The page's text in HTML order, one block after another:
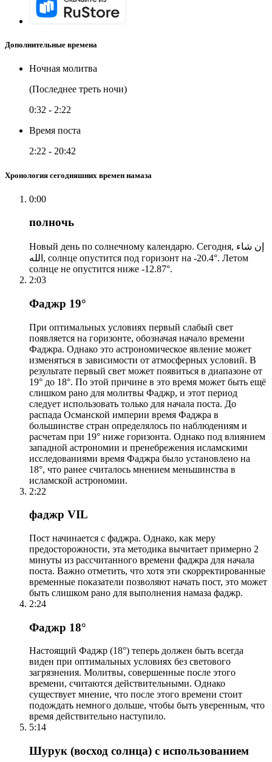
Дополнительные времена
Ночная молитва
(Последнее треть ночи)
0:32 - 2:22
Время поста
2:22 - 20:42
Хронология сегодняшних времен намаза
0:00
полночь
Новый день по солнечному календарю. Сегодня, إن شاء
الله, солнце опустится под горизонт на -20.4°. Летом
солнце не опустится ниже -12.87°.
2:03
Фаджр 19°
При оптимальных условиях первый слабый свет
появляется на горизонте, обозначая начало времени
Фаджра. Однако это астрономическое явление может
изменяться в зависимости от атмосферных условий. В
результате первый свет может появиться в диапазоне от
19° до 18°. По этой причине в это время может быть ещё
слишком рано для молитвы Фаджр, и этот период
следует использовать только для начала поста. До
распада Османской империи время Фаджра в
большинстве стран определялось по наблюдениям и
расчетам при 19° ниже горизонта. Однако под влиянием
западной астрономии и пренебрежения исламскими
исследованиями время Фаджра было установлено на
18°, что ранее считалось мнением меньшинства в
исламской астрономии.
2:22
фаджр VIL
Пост начинается с фаджра. Однако, как меру
предосторожности, эта методика вычитает примерно 2
минуты из рассчитанного времени фаджра для начала
поста. Важно отметить, что хотя эти скорректированные
временные показатели позволяют начать пост, это может
быть слишком рано для выполнения намаза фаджр.
2:24
Фаджр 18°
Настоящий Фаджр (18°) теперь должен быть всегда
виден при оптимальных условиях без светового
загрязнения. Молитвы, совершенные после этого
времени, считаются действительными. Однако
существует мнение, что после этого времени стоит
подождать немного дольше, чтобы быть уверенным, что
время действительно наступило.
5:14
Шурук (восход солнца) с использованием